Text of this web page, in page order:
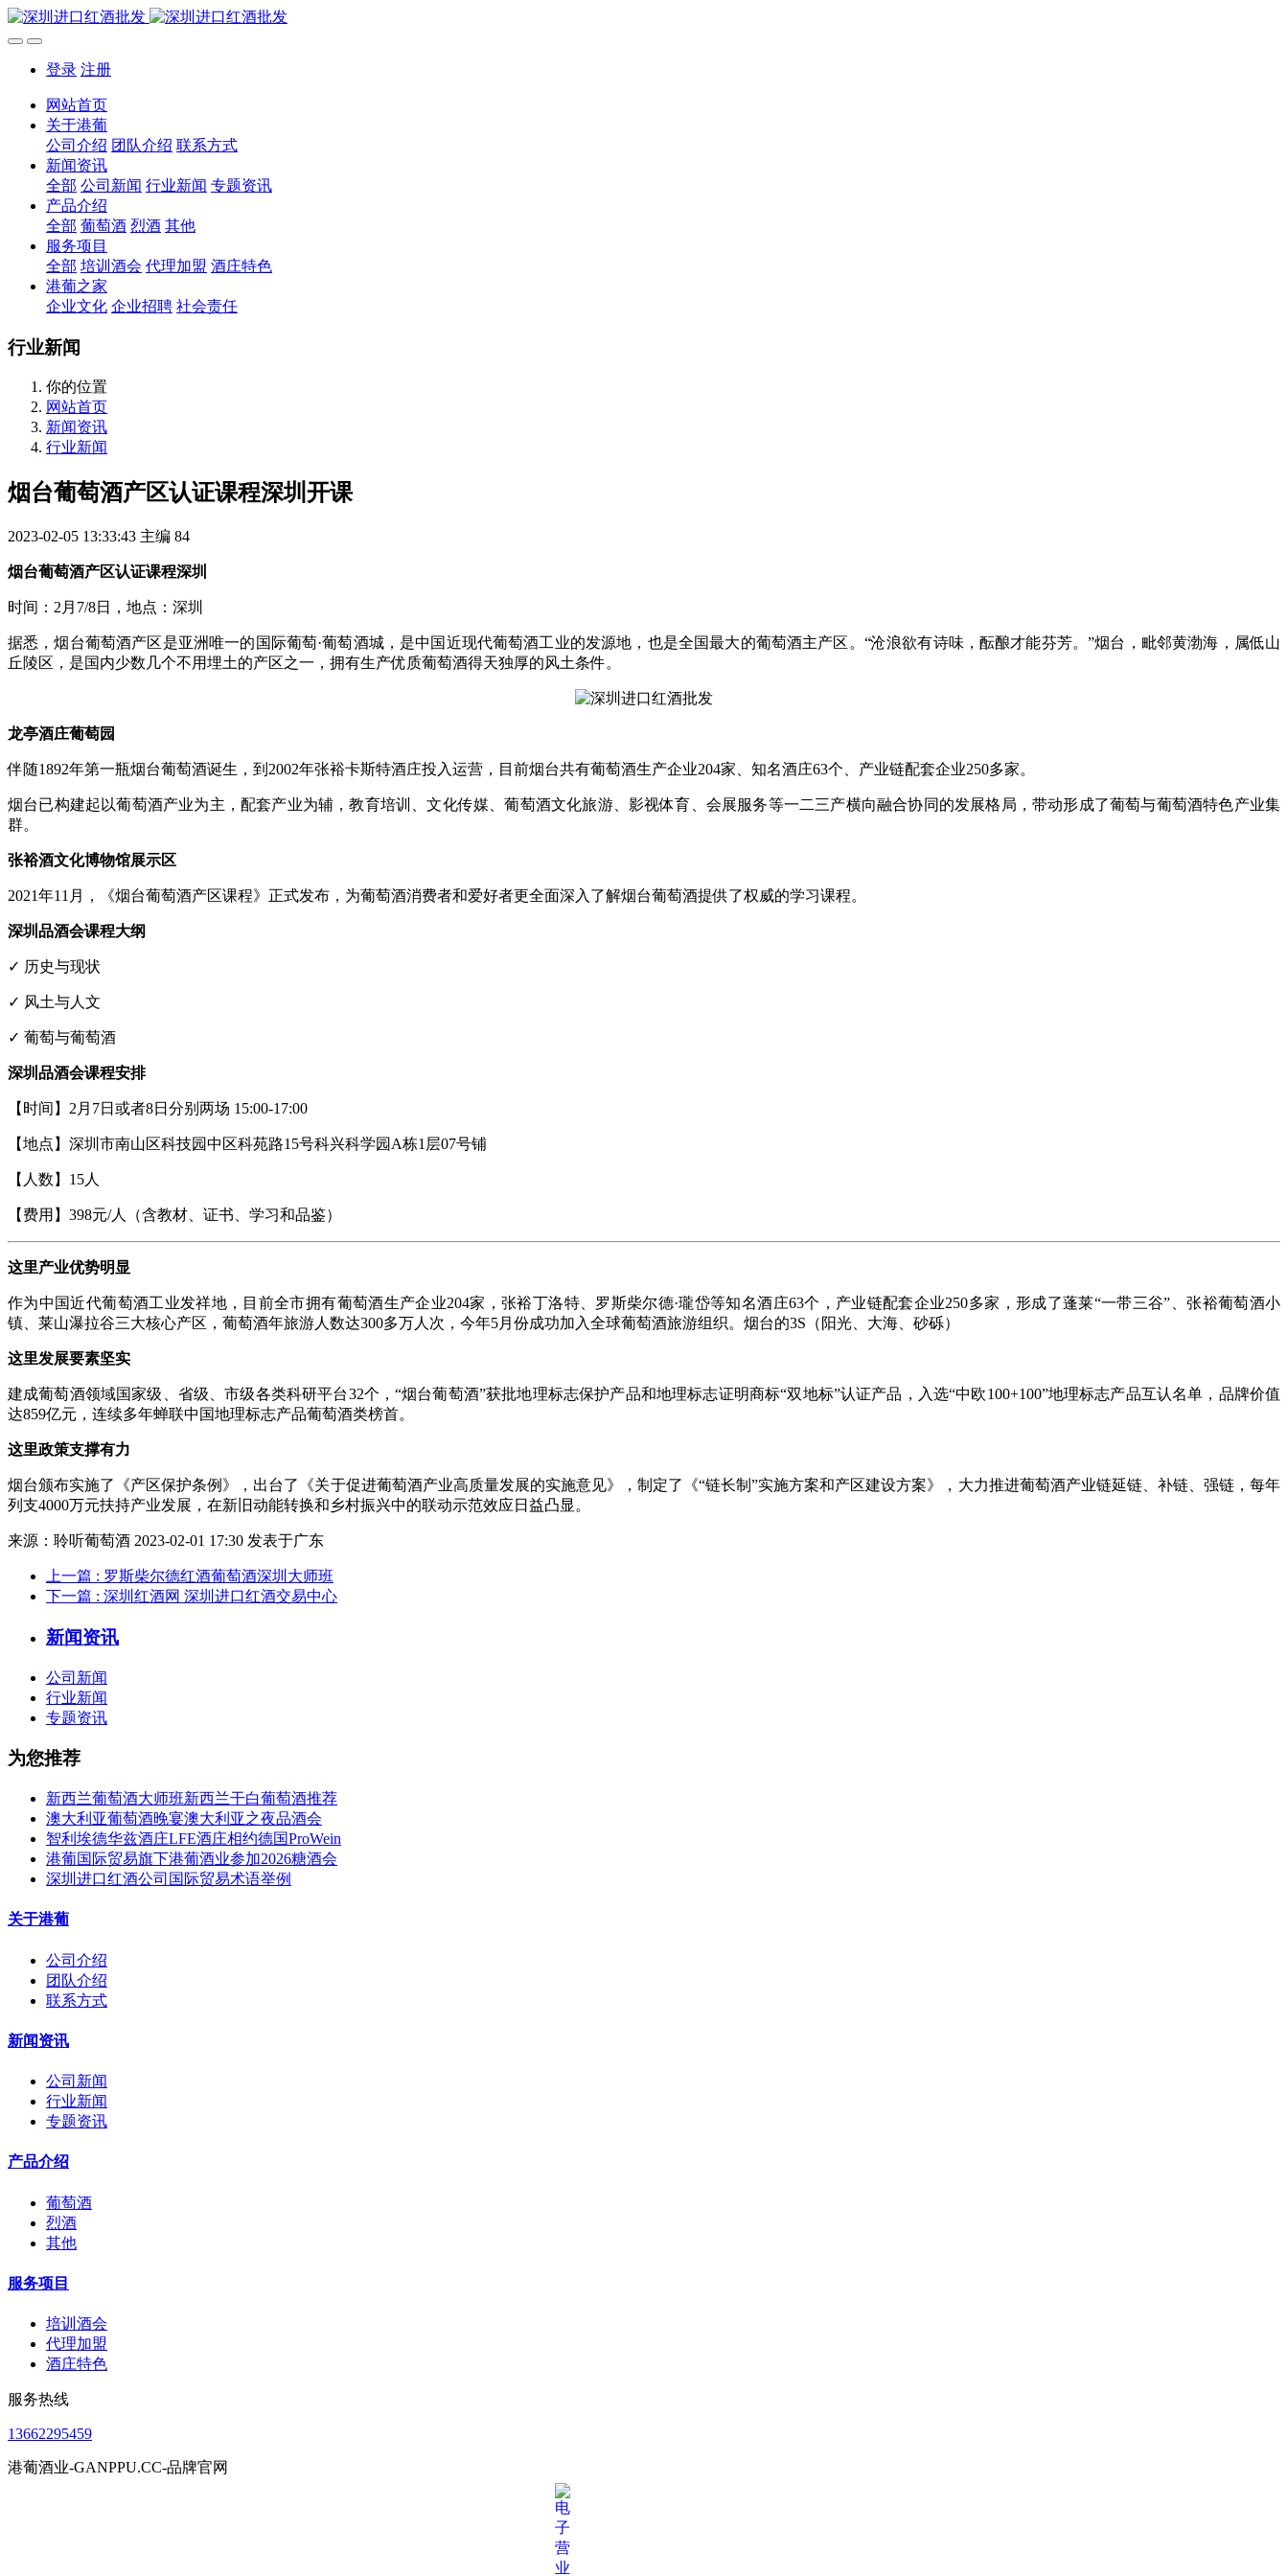
登录 注册
网站首页
关于港葡
公司介绍 团队介绍 联系方式
新闻资讯
全部 公司新闻 行业新闻 专题资讯
产品介绍
全部 葡萄酒 烈酒 其他
服务项目
全部 培训酒会 代理加盟 酒庄特色
港葡之家
企业文化 企业招聘 社会责任
行业新闻
你的位置
网站首页
新闻资讯
行业新闻
烟台葡萄酒产区认证课程深圳开课
2023-02-05 13:33:43 主编 84
烟台葡萄酒产区认证课程深圳
时间：2月7/8日，地点：深圳
据悉，烟台葡萄酒产区是亚洲唯一的国际葡萄·葡萄酒城，是中国近现代葡萄酒工业的发源地，也是全国最大的葡萄酒主产区。“沧浪欲有诗味，酝酿才能芬芳。”烟台，毗邻黄渤海，属低山
丘陵区，是国内少数几个不用埋土的产区之一，拥有生产优质葡萄酒得天独厚的风土条件。
龙亭酒庄葡萄园
伴随1892年第一瓶烟台葡萄酒诞生，到2002年张裕卡斯特酒庄投入运营，目前烟台共有葡萄酒生产企业204家、知名酒庄63个、产业链配套企业250多家。
烟台已构建起以葡萄酒产业为主，配套产业为辅，教育培训、文化传媒、葡萄酒文化旅游、影视体育、会展服务等一二三产横向融合协同的发展格局，带动形成了葡萄与葡萄酒特色产业集
群。
张裕酒文化博物馆展示区
2021年11月，《烟台葡萄酒产区课程》正式发布，为葡萄酒消费者和爱好者更全面深入了解烟台葡萄酒提供了权威的学习课程。
深圳品酒会课程大纲
✓ 历史与现状
✓ 风土与人文
✓ 葡萄与葡萄酒
深圳品酒会课程安排
【时间】2月7日或者8日分别两场 15:00-17:00
【地点】深圳市南山区科技园中区科苑路15号科兴科学园A栋1层07号铺
【人数】15人
【费用】398元/人（含教材、证书、学习和品鉴）
这里产业优势明显
作为中国近代葡萄酒工业发祥地，目前全市拥有葡萄酒生产企业204家，张裕丁洛特、罗斯柴尔德·瓏岱等知名酒庄63个，产业链配套企业250多家，形成了蓬莱“一带三谷”、张裕葡萄酒小
镇、莱山瀑拉谷三大核心产区，葡萄酒年旅游人数达300多万人次，今年5月份成功加入全球葡萄酒旅游组织。烟台的3S（阳光、大海、砂砾）
这里发展要素坚实
建成葡萄酒领域国家级、省级、市级各类科研平台32个，“烟台葡萄酒”获批地理标志保护产品和地理标志证明商标“双地标”认证产品，入选“中欧100+100”地理标志产品互认名单，品牌价值
达859亿元，连续多年蝉联中国地理标志产品葡萄酒类榜首。
这里政策支撑有力
烟台颁布实施了《产区保护条例》，出台了《关于促进葡萄酒产业高质量发展的实施意见》，制定了《“链长制”实施方案和产区建设方案》，大力推进葡萄酒产业链延链、补链、强链，每年
列支4000万元扶持产业发展，在新旧动能转换和乡村振兴中的联动示范效应日益凸显。
来源： 聆听葡萄酒 2023-02-01 17:30 发表于广东
上一篇 : 罗斯柴尔德红酒葡萄酒深圳大师班
下一篇 : 深圳红酒网 深圳进口红酒交易中心
新闻资讯
公司新闻
行业新闻
专题资讯
为您推荐
新西兰葡萄酒大师班新西兰干白葡萄酒推荐
澳大利亚葡萄酒晚宴澳大利亚之夜品酒会
智利埃德华兹酒庄LFE酒庄相约德国ProWein
港葡国际贸易旗下港葡酒业参加2026糖酒会
深圳进口红酒公司国际贸易术语举例
关于港葡
公司介绍
团队介绍
联系方式
新闻资讯
公司新闻
行业新闻
专题资讯
产品介绍
葡萄酒
烈酒
其他
服务项目
培训酒会
代理加盟
酒庄特色
服务热线
13662295459
港葡酒业-GANPPU.CC-品牌官网